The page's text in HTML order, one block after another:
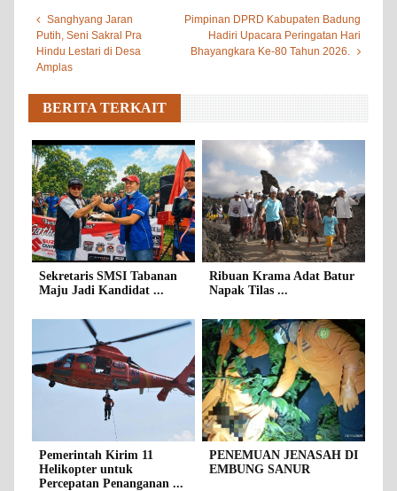
Sanghyang Jaran
Putih, Seni Sakral Pra
Hindu Lestari di Desa
Amplas
Pimpinan DPRD Kabupaten Badung
Hadiri Upacara Peringatan Hari
Bhayangkara Ke-80 Tahun 2026.
BERITA TERKAIT
Sekretaris SMSI Tabanan
Maju Jadi Kandidat ...
Ribuan Krama Adat Batur
Napak Tilas ...
Pemerintah Kirim 11
Helikopter untuk
Percepatan Penanganan ...
PENEMUAN JENASAH DI
EMBUNG SANUR